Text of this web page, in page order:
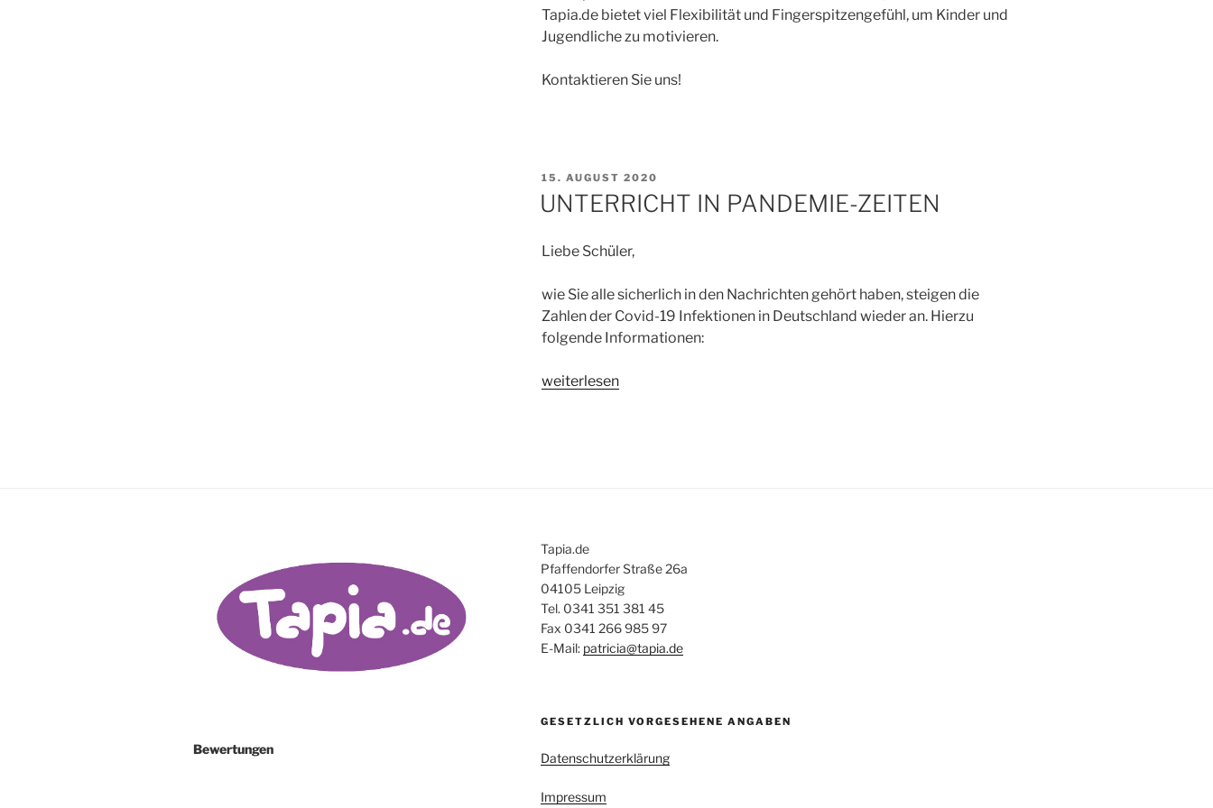
Tapia.de bietet viel Flexibilität und Fingerspitzengefühl, um Kinder und
Jugendliche zu motivieren.
Kontaktieren Sie uns!
VERÖFFENTLICHT
AM
15. AUGUST 2020
UNTERRICHT IN PANDEMIE-ZEITEN
Liebe Schüler,
wie Sie alle sicherlich in den Nachrichten gehört haben, steigen die
Zahlen der Covid-19 Infektionen in Deutschland wieder an. Hierzu
folgende Informationen:
„UNTERRICHT
weiterlesen
Bewertungen
Tapia.de
Pfaffendorfer Straße 26a
04105 Leipzig
Tel. 0341 351 381 45
Fax 0341 266 985 97
E-Mail: patricia@tapia.de
GESETZLICH VORGESEHENE ANGABEN
Datenschutzerklärung
Impressum